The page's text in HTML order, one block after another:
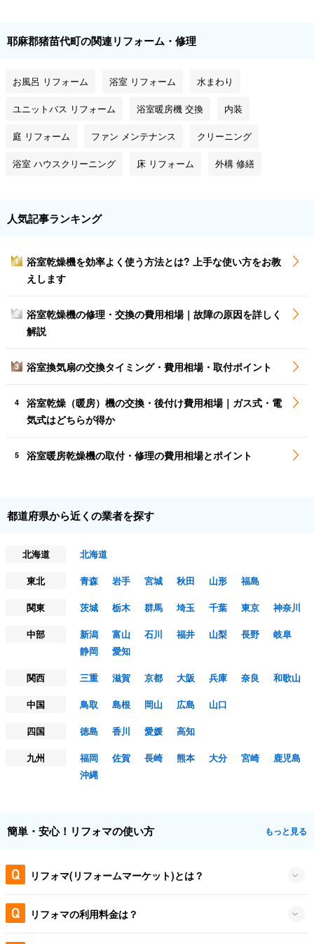
耶麻郡猪苗代町の関連リフォーム・修理
お風呂 リフォーム 浴室 リフォーム 水まわり
ユニットバス リフォーム 浴室暖房機 交換 内装
庭 リフォーム ファン メンテナンス クリーニング
浴室 ハウスクリーニング 床 リフォーム 外構 修繕
人気記事ランキング
1
浴室乾燥機を効率よく使う方法とは? 上手な使い方をお教
えします
2
浴室乾燥機の修理・交換の費用相場｜故障の原因を詳しく
解説
3 浴室換気扇の交換タイミング・費用相場・取付ポイント
4
浴室乾燥（暖房）機の交換・後付け費用相場｜ガス式・電
気式はどちらが得か
5 浴室暖房乾燥機の取付・修理の費用相場とポイント
都道府県から近くの業者を探す
北海道
北海道
東北
青森 岩手 宮城 秋田 山形
福島
関東
茨城 栃木 群馬 埼玉 千葉 東京
神奈川
中部
新潟 富山 石川 福井 山梨 長野
岐阜
静岡
愛知
関西
三重 滋賀 京都 大阪 兵庫 奈良
和歌山
中国
鳥取 島根 岡山 広島
山口
四国
徳島 香川 愛媛
高知
九州
福岡 佐賀 長崎 熊本 大分 宮崎
鹿児島
沖縄
簡単・安心！リフォマの使い方 もっと見る
リフォマ(リフォームマーケット)とは？
リフォマの利用料金は？